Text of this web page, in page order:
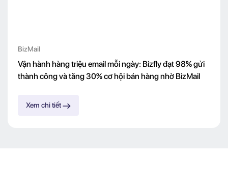
BizMail
Vận hành hàng triệu email mỗi ngày: Bizfly đạt 98% gửi
thành công và tăng 30% cơ hội bán hàng nhờ BizMail
Xem chi tiết